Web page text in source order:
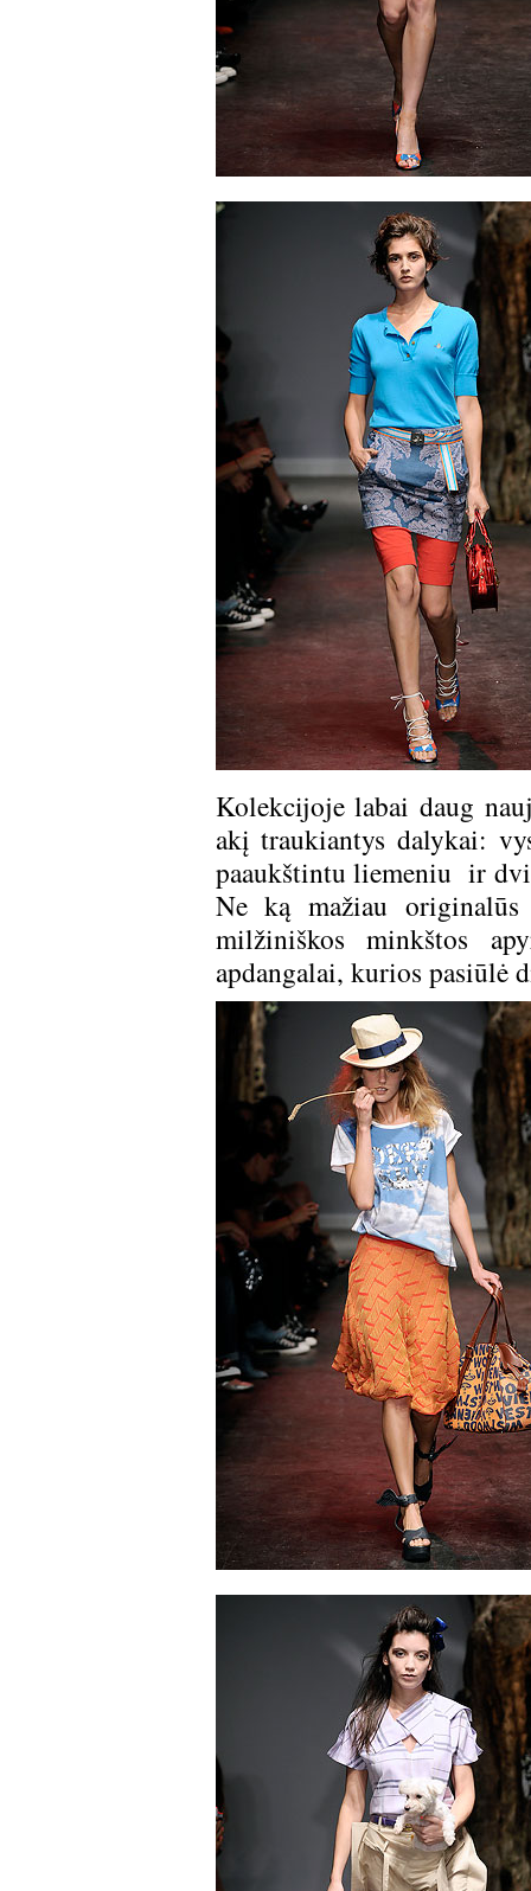
Kolekcijoje labai daug
akį traukiantys dalykai:
paaukštintu liemeniu ir
Ne ką mažiau
milžiniškos minkštos
apdangalai, kurios pasiūlė